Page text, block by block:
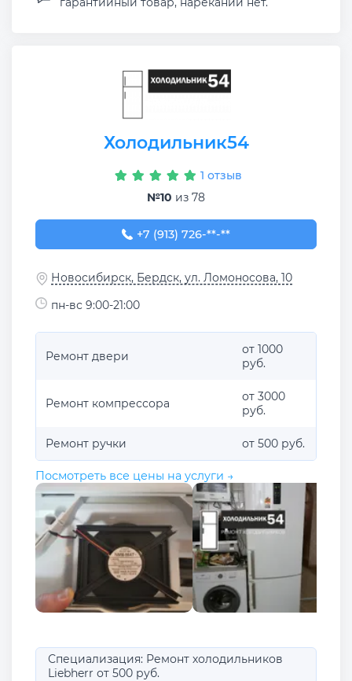
Холодильник54
1 отзыв
№10 из 78
+7 (913) 726-39-86
+7 (913) 726-**-**
Новосибирск, Бердск, ул. Ломоносова, 10
пн-вс 9:00-21:00
Ремонт двери
от 1000
руб.
Ремонт компрессора
от 3000
руб.
Ремонт ручки от 500 руб.
Посмотреть все цены на услуги →
Специализация: Ремонт холодильников
Liebherr от 500 руб.